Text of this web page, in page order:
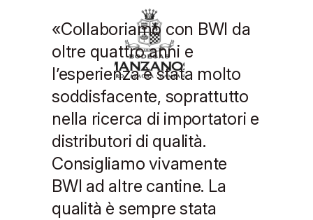
«Collaboriamo con BWI da
oltre quattro anni e
l’esperienza è stata molto
soddisfacente, soprattutto
nella ricerca di importatori e
distributori di qualità.
Consigliamo vivamente
BWI ad altre cantine. La
qualità è sempre stata